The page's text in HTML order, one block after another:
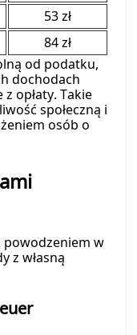
53 zł
84 zł
od podatku,
dochodach
opłaty. Takie
społeczną i
osób o
powodzeniem w
z własną